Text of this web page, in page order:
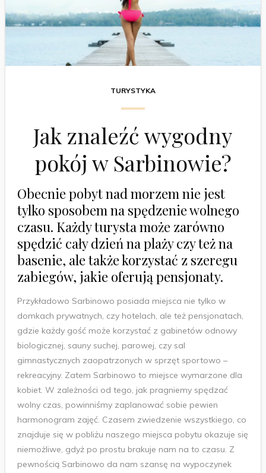
TURYSTYKA
Jak znaleźć wygodny
pokój w Sarbinowie?
Obecnie pobyt nad morzem nie jest
tylko sposobem na spędzenie wolnego
czasu. Każdy turysta może zarówno
spędzić cały dzień na plaży czy też na
basenie, ale także korzystać z szeregu
zabiegów, jakie oferują pensjonaty.
Przykładowo Sarbinowo posiada miejsca nie tylko w
domkach prywatnych, czy hotelach, ale też pensjonatach,
gdzie każdy gość może korzystać z gabinetów odnowy
biologicznej, sauny suchej, parowej, czy sal
gimnastycznych zaopatrzonych w sprzęt sportowo –
rekreacyjny. Zatem Sarbinowo to miejsce wymarzone dla
kobiet. W zależności od tego, jak pragniemy spędzać
wolny czas, powinniśmy zaplanować sobie pewien
harmonogram zajęć. Czasem zwiedzenie wszystkiego, co
znajduje się w pobliżu naszego miejsca pobytu okazuje się
niemożliwe, gdyż po prostu brakuje nam na to czasu. Z
pewnością Sarbinowo da nam szansę na wypoczynek